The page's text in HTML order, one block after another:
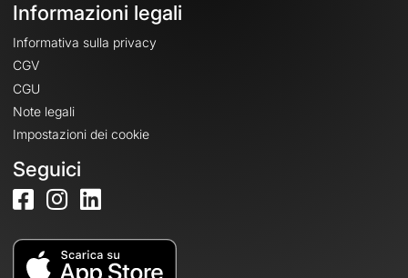
Informazioni legali
Informativa sulla privacy
CGV
CGU
Note legali
Impostazioni dei cookie
Seguici